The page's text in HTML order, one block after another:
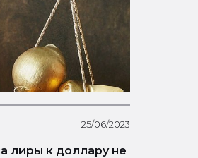
25/06/2023
лиры к доллару не